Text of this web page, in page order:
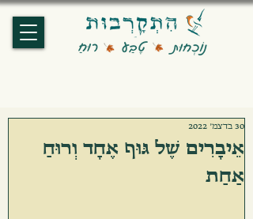
אֵיבָרִים שֶׁל גּוּף אֶחָד וְרוּחַ
אַחַת
30 בדצמ׳ 2022